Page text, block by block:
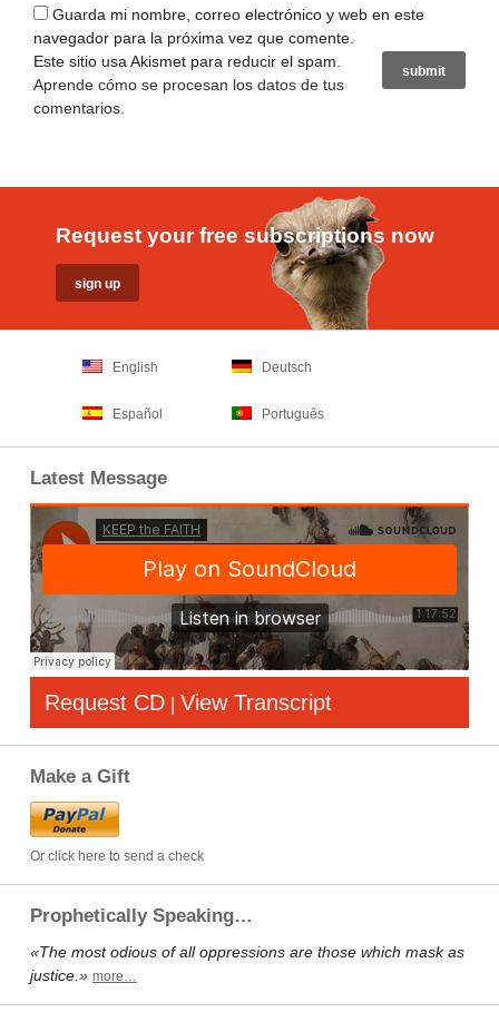
Guarda mi nombre, correo electrónico y web en este
navegador para la próxima vez que comente.
Este sitio usa Akismet para reducir el spam.
Aprende cómo se procesan los datos de tus
comentarios
Request your free subscriptions now
English Deutsch
Español Português
Latest Message
Request CD | View Transcript
Make a Gift
Or click here to send a check
Prophetically Speaking…
«The most odious of all oppressions are those which mask as
justice.» more…